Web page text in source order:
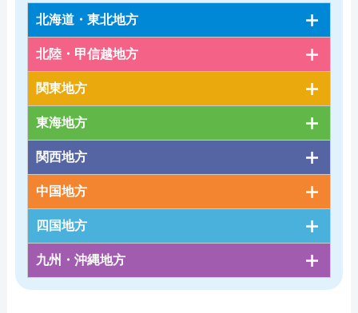
北海道・東北地方
北陸・甲信越地方
関東地方
東海地方
関西地方
中国地方
四国地方
九州・沖縄地方